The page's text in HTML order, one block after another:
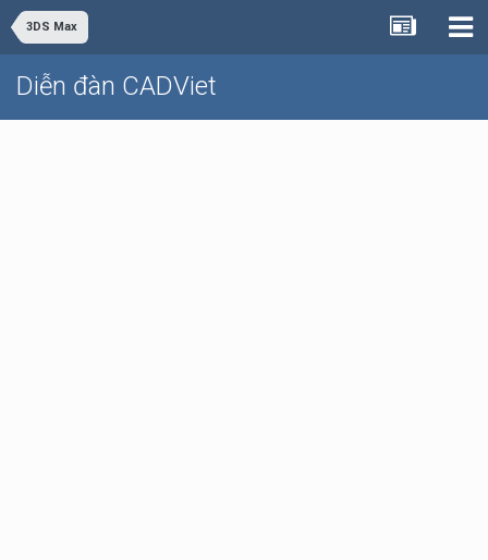
3DS Max
Diễn đàn CADViet